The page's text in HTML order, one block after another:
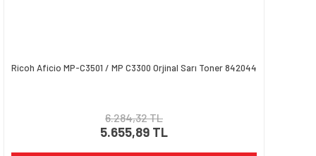
Ricoh Aficio MP-C3501 / MP C3300 Orjinal Sarı Toner 842044
6.284,32 TL
5.655,89 TL